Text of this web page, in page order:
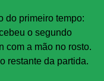
do primeiro tempo:
o segundo
com a mão no rosto.
restante da partida.